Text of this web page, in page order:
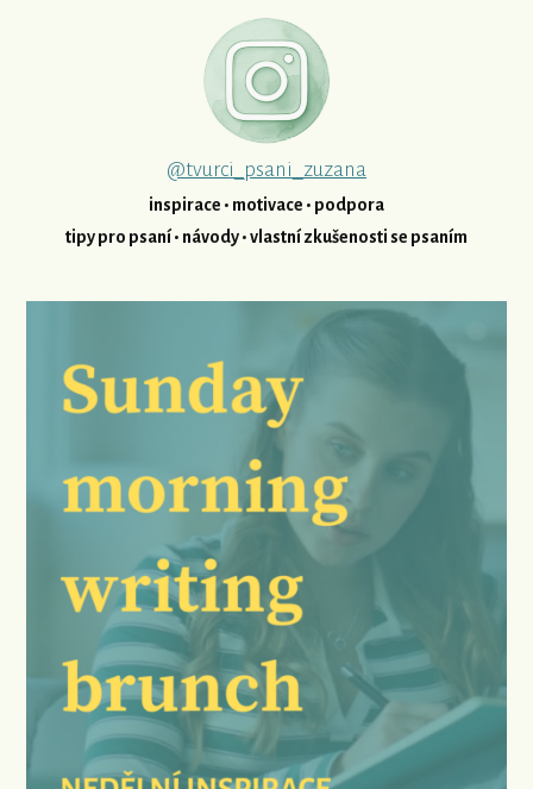
@tvurci_psani_zuzana
inspirace • motivace • podpora
tipy pro psaní • návody • vlastní zkušenosti se psaním